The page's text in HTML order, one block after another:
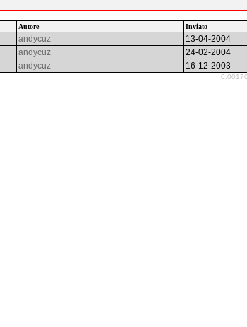
Autore Inviato
andycuz
13-04-2004
andycuz
24-02-2004
andycuz 16-12-2003